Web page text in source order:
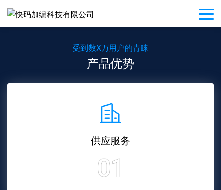
受到数X万用户的青睐
产品优势
供应服务
01